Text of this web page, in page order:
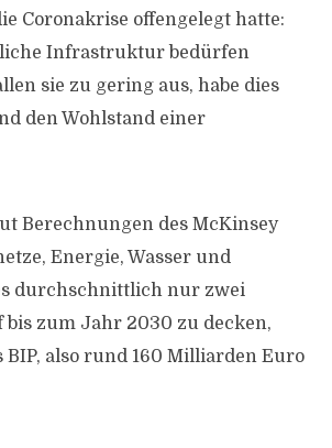
Coronakrise offengelegt hatte:
Infrastruktur bedürfen
sie zu gering aus, habe dies
den Wohlstand einer
Berechnungen des McKinsey
Energie, Wasser und
durchschnittlich nur zwei
zum Jahr 2030 zu decken,
also rund 160 Milliarden Euro